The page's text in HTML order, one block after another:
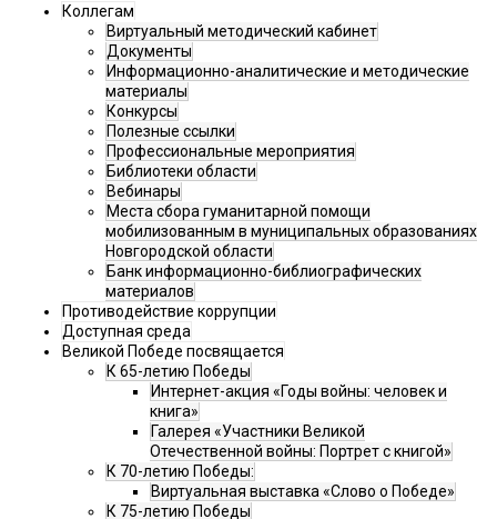
Коллегам
Виртуальный методический кабинет
Документы
Информационно-аналитические и методические
материалы
Конкурсы
Полезные ссылки
Профессиональные мероприятия
Библиотеки области
Вебинары
Места сбора гуманитарной помощи
мобилизованным в муниципальных образованиях
Новгородской области
Банк информационно-библиографических
материалов
Противодействие коррупции
Доступная среда
Великой Победе посвящается
К 65-летию Победы
Интернет-акция «Годы войны: человек и
книга»
Галерея «Участники Великой
Отечественной войны: Портрет с книгой»
К 70-летию Победы:
Виртуальная выставка «Слово о Победе»
К 75-летию Победы